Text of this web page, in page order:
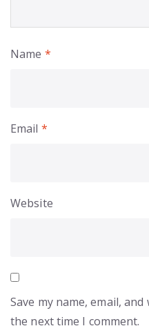
Name *
Email *
Website
Save my name, email,
the next time I comment.